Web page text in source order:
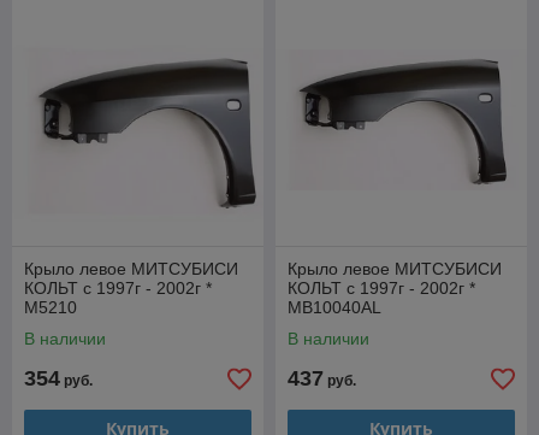
Крыло левое МИТСУБИСИ
КОЛЬТ с 1997г - 2002г *
M5210
В наличии
354 руб.
Купить
Крыло левое МИТСУБИСИ
КОЛЬТ с 1997г - 2002г *
MB10040AL
В наличии
437 руб.
Купить